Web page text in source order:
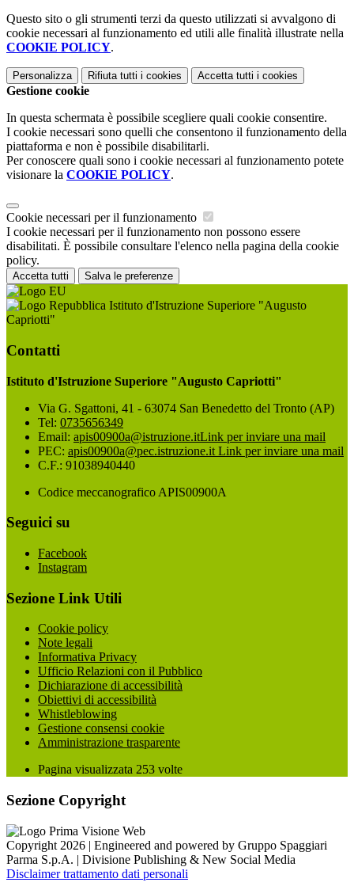
Questo sito o gli strumenti terzi da questo utilizzati si avvalgono di
cookie necessari al funzionamento ed utili alle finalità illustrate nella
COOKIE POLICY.
Personalizza Rifiuta tutti i cookies Accetta tutti i cookies
Gestione cookie
In questa schermata è possibile scegliere quali cookie consentire.
I cookie necessari sono quelli che consentono il funzionamento della
piattaforma e non è possibile disabilitarli.
Per conoscere quali sono i cookie necessari al funzionamento potete
visionare la COOKIE POLICY.
Cookie necessari per il funzionamento
I cookie necessari per il funzionamento non possono essere
disabilitati. È possibile consultare l'elenco nella pagina della cookie
policy.
Accetta tutti Salva le preferenze
Istituto d'Istruzione Superiore "Augusto
Capriotti"
Contatti
Istituto d'Istruzione Superiore "Augusto Capriotti"
Via G. Sgattoni, 41 - 63074 San Benedetto del Tronto (AP)
Tel: 0735656349
Email: apis00900a@istruzione.itLink per inviare una mail
PEC: apis00900a@pec.istruzione.it Link per inviare una mail
C.F.: 91038940440
Codice meccanografico APIS00900A
Seguici su
Facebook
Instagram
Sezione Link Utili
Cookie policy
Note legali
Informativa Privacy
Ufficio Relazioni con il Pubblico
Dichiarazione di accessibilità
Obiettivi di accessibilità
Whistleblowing
Gestione consensi cookie
Amministrazione trasparente
Pagina visualizzata 253 volte
Sezione Copyright
Copyright 2026 | Engineered and powered by Gruppo Spaggiari
Parma S.p.A. | Divisione Publishing & New Social Media
Disclaimer trattamento dati personali